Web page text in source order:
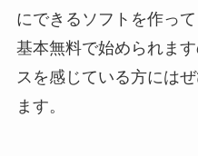
にできるソフトを作って
基本無料で始められま
スを感じている方には
ます。